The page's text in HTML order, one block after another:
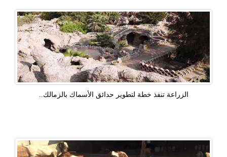
الزراعة تنفذ خطة لتطوير حدائق الأسماك بالزمالك..